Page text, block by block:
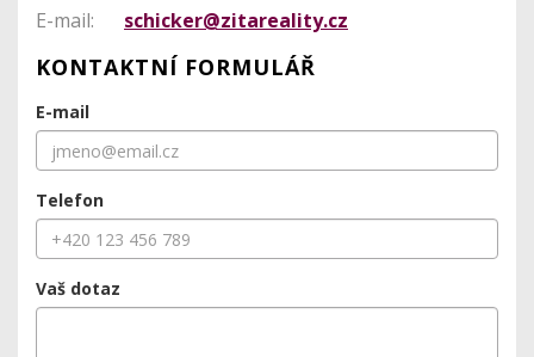
E-mail:
schicker@zitareality.cz
KONTAKTNÍ FORMULÁŘ
E-mail
Telefon
Vaš dotaz